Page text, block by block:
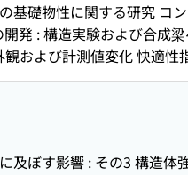
基礎物性に関する研究 コ
発 : 構造実験および合成
および計測値変化 快適
物の振動特性評価 : その
関する研究 木造軸組床
搬送ロボットの活用と
必要とする高流動コンク
梁部材の曲げ載荷試験
及ぼす影響 : その3 構造